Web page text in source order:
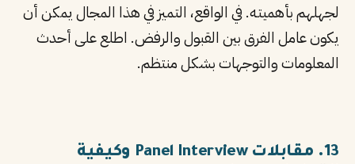
لجهلهم بأهميته. في الواقع، التميز في هذا المجال يمكن أن
يكون عامل الفرق بين القبول والرفض. اطلع على أحدث
المعلومات والتوجهات بشكل منتظم.
13. مقابلات Panel Interview وكيفية